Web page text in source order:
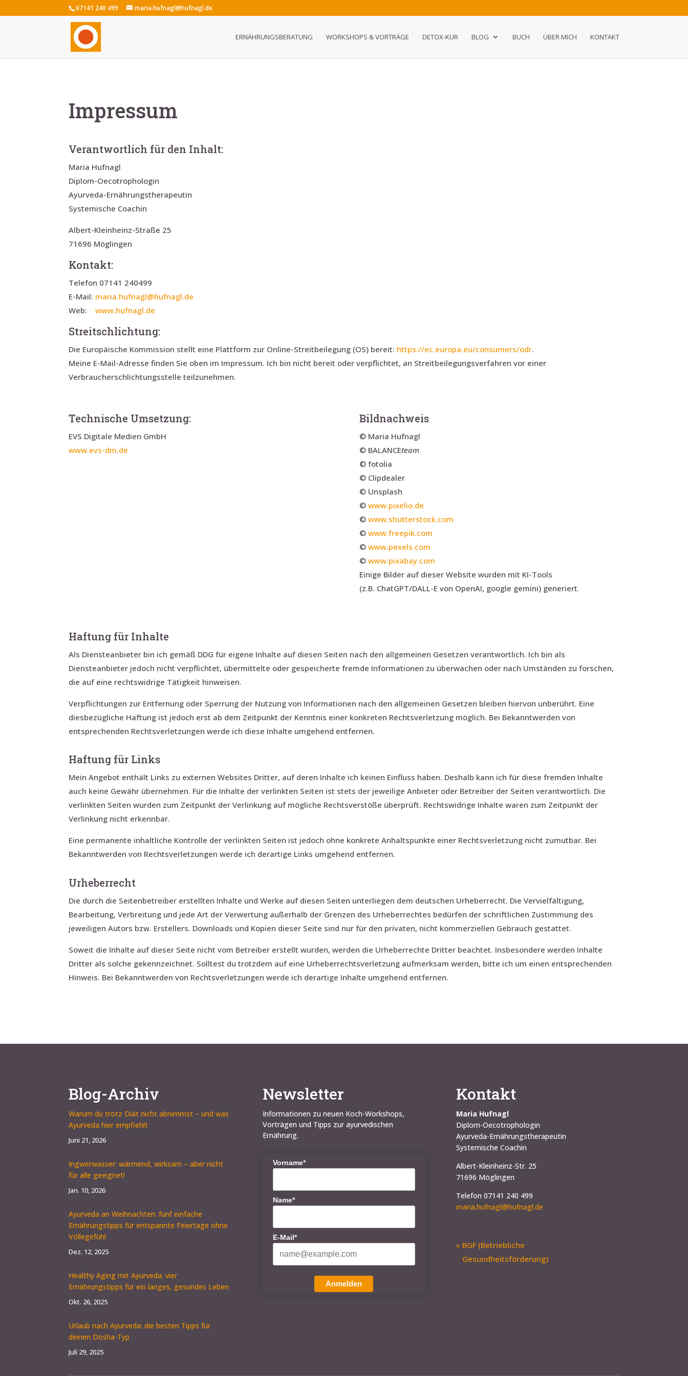
07141 240 499 maria.hufnagl@hufnagl.de
ERNÄHRUNGSBERATUNG WORKSHOPS & VORTRÄGE DETOX-KUR BLOG BUCH ÜBER MICH KONTAKT
Impressum
Verantwortlich für den Inhalt:
Maria Hufnagl
Diplom-Oecotrophologin
Ayurveda-Ernährungstherapeutin
Systemische Coachin
Albert-Kleinheinz-Straße 25
71696 Möglingen
Kontakt:
Telefon 07141 240499
E-Mail: maria.hufnagl@hufnagl.de
Web:www.hufnagl.de
Streitschlichtung:
Die Europäische Kommission stellt eine Plattform zur Online-Streitbeilegung (OS) bereit: https://ec.europa.eu/consumers/odr.
Meine E-Mail-Adresse finden Sie oben im Impressum. Ich bin nicht bereit oder verpflichtet, an Streitbeilegungsverfahren vor einer
Verbraucherschlichtungsstelle teilzunehmen.
Technische Umsetzung:
EVS Digitale Medien GmbH
www.evs-dm.de
Bildnachweis
© Maria Hufnagl
© BALANCEteam
© fotolia
© Clipdealer
© Unsplash
© www.pixelio.de
© www.shutterstock.com
© www.freepik.com
© www.pexels.com
© www.pixabay.com
Einige Bilder auf dieser Website wurden mit KI-Tools
(z.B. ChatGPT/DALL-E von OpenAI, google gemini) generiert.
Haftung für Inhalte
Als Diensteanbieter bin ich gemäß DDG für eigene Inhalte auf diesen Seiten nach den allgemeinen Gesetzen verantwortlich. Ich bin als
Diensteanbieter jedoch nicht verpflichtet, übermittelte oder gespeicherte fremde Informationen zu überwachen oder nach Umständen zu forschen,
die auf eine rechtswidrige Tätigkeit hinweisen.
Verpflichtungen zur Entfernung oder Sperrung der Nutzung von Informationen nach den allgemeinen Gesetzen bleiben hiervon unberührt. Eine
diesbezügliche Haftung ist jedoch erst ab dem Zeitpunkt der Kenntnis einer konkreten Rechtsverletzung möglich. Bei Bekanntwerden von
entsprechenden Rechtsverletzungen werde ich diese Inhalte umgehend entfernen.
Haftung für Links
Mein Angebot enthält Links zu externen Websites Dritter, auf deren Inhalte ich keinen Einfluss haben. Deshalb kann ich für diese fremden Inhalte
auch keine Gewähr übernehmen. Für die Inhalte der verlinkten Seiten ist stets der jeweilige Anbieter oder Betreiber der Seiten verantwortlich. Die
verlinkten Seiten wurden zum Zeitpunkt der Verlinkung auf mögliche Rechtsverstöße überprüft. Rechtswidrige Inhalte waren zum Zeitpunkt der
Verlinkung nicht erkennbar.
Eine permanente inhaltliche Kontrolle der verlinkten Seiten ist jedoch ohne konkrete Anhaltspunkte einer Rechtsverletzung nicht zumutbar. Bei
Bekanntwerden von Rechtsverletzungen werde ich derartige Links umgehend entfernen.
Urheberrecht
Die durch die Seitenbetreiber erstellten Inhalte und Werke auf diesen Seiten unterliegen dem deutschen Urheberrecht. Die Vervielfältigung,
Bearbeitung, Verbreitung und jede Art der Verwertung außerhalb der Grenzen des Urheberrechtes bedürfen der schriftlichen Zustimmung des
jeweiligen Autors bzw. Erstellers. Downloads und Kopien dieser Seite sind nur für den privaten, nicht kommerziellen Gebrauch gestattet.
Soweit die Inhalte auf dieser Seite nicht vom Betreiber erstellt wurden, werden die Urheberrechte Dritter beachtet. Insbesondere werden Inhalte
Dritter als solche gekennzeichnet. Solltest du trotzdem auf eine Urheberrechtsverletzung aufmerksam werden, bitte ich um einen entsprechenden
Hinweis. Bei Bekanntwerden von Rechtsverletzungen werde ich derartige Inhalte umgehend entfernen.
Blog-Archiv
Warum du trotz Diät nicht abnimmst – und was
Ayurveda hier empfiehlt
Juni 21, 2026
Ingwerwasser: wärmend, wirksam – aber nicht
für alle geeignet!
Jan. 10, 2026
Ayurveda an Weihnachten: fünf einfache
Ernährungstipps für entspannte Feiertage ohne
Völlegefühl
Dez. 12, 2025
Healthy Aging mit Ayurveda: vier
Ernährungstipps für ein langes, gesundes Leben
Okt. 26, 2025
Urlaub nach Ayurveda: die besten Tipps für
deinen Dosha-Typ
Juli 29, 2025
Newsletter
Informationen zu neuen Koch-Workshops,
Vorträgen und Tipps zur ayurvedischen
Ernährung.
Vorname*
Name*
E-Mail*
Anmelden
Kontakt
Maria Hufnagl
Diplom-Oecotrophologin
Ayurveda-Ernährungstherapeutin
Systemische Coachin
Albert-Kleinheinz-Str. 25
71696 Möglingen
Telefon 07141 240 499
maria.hufnagl@hufnagl.de
» BGF (Betriebliche
Gesundheitsförderung)